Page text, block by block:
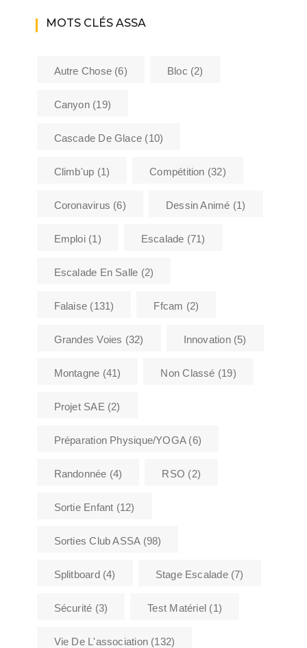
MOTS CLÉS ASSA
Autre Chose(6) Bloc (2)
Canyon(19)
Cascade De Glace (10)
Climb'up (1) Compétition (32)
Coronavirus (6) Dessin Animé (1)
Emploi(1) Escalade (71)
Escalade En Salle (2)
Falaise (131) Ffcam (2)
Grandes Voies (32) Innovation(5)
Montagne (41) Non Classé (19)
Projet SAE (2)
Préparation Physique/YOGA(6)
Randonnée (4) RSO (2)
Sortie Enfant (12)
Sorties Club ASSA(98)
Splitboard(4) Stage Escalade(7)
Sécurité (3) Test Matériel (1)
Vie De L'association (132)